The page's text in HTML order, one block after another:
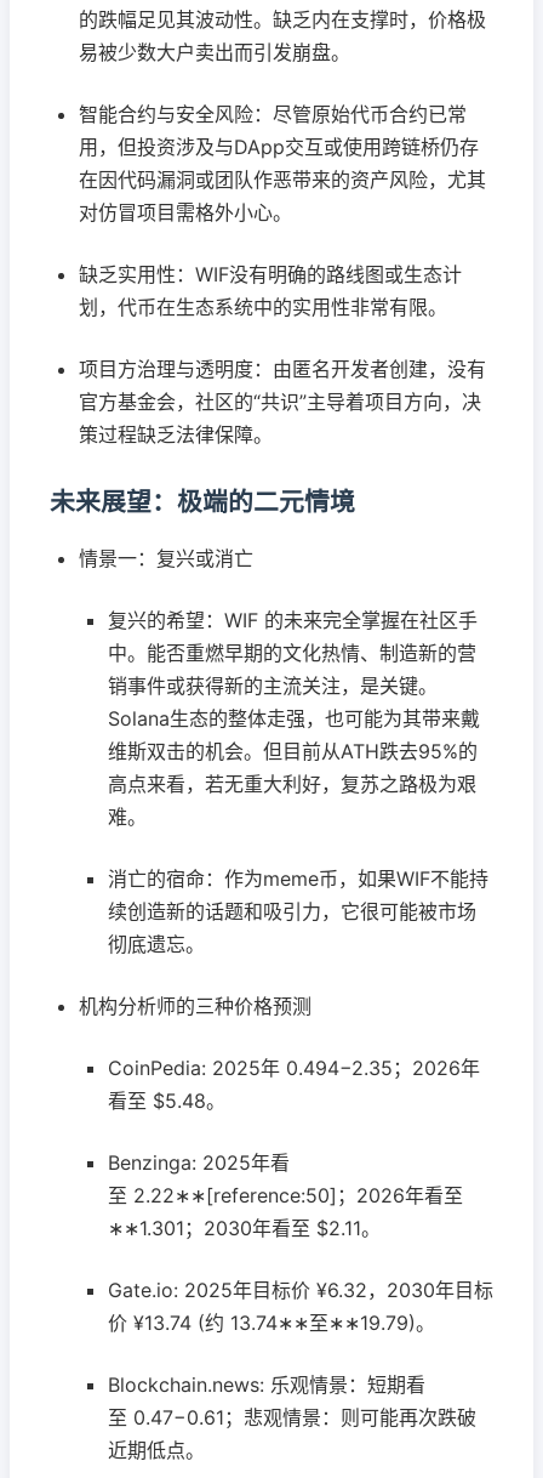
的跌幅足见其波动性。缺乏内在支撑时，价格极
易被少数大户卖出而引发崩盘。
智能合约与安全风险：尽管原始代币合约已常
用，但投资涉及与DApp交互或使用跨链桥仍存
在因代码漏洞或团队作恶带来的资产风险，尤其
对仿冒项目需格外小心。
缺乏实用性：WIF没有明确的路线图或生态计
划，代币在生态系统中的实用性非常有限。
项目方治理与透明度：由匿名开发者创建，没有
官方基金会，社区的“共识”主导着项目方向，决
策过程缺乏法律保障。
未来展望：极端的二元情境
情景一：复兴或消亡
复兴的希望：WIF 的未来完全掌握在社区手
中。能否重燃早期的文化热情、制造新的营
销事件或获得新的主流关注，是关键。
Solana生态的整体走强，也可能为其带来戴
维斯双击的机会。但目前从ATH跌去95%的
高点来看，若无重大利好，复苏之路极为艰
难。
消亡的宿命：作为meme币，如果WIF不能持
续创造新的话题和吸引力，它很可能被市场
彻底遗忘。
机构分析师的三种价格预测
CoinPedia: 2025年 0.494−2.35；2026年
看至 $5.48。
Benzinga: 2025年看
至 2.22∗∗[reference:50]；2026年看至
∗∗1.301；2030年看至 $2.11。
Gate.io: 2025年目标价 ¥6.32，2030年目标
价 ¥13.74 (约 13.74∗∗至∗∗19.79)。
Blockchain.news: 乐观情景：短期看
至 0.47−0.61；悲观情景：则可能再次跌破
近期低点。